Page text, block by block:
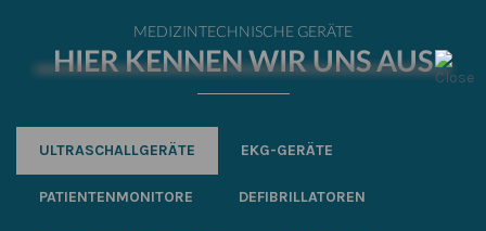
MEDIZINTECHNISCHE GERÄTE
HIER KENNEN WIR UNS AUS
ULTRASCHALLGERÄTE EKG-GERÄTE
PATIENTENMONITORE DEFIBRILLATOREN